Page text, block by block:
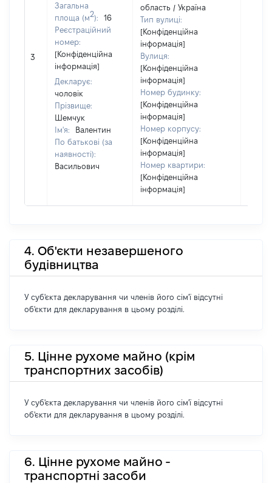
3
Загальна
площа (м2):
16
Реєстраційний
номер:
[Конфіденційна
інформація]
Декларує:
чоловік
Прізвище:
Шемчук
Ім'я:
Валентин
По батькові (за
наявності):
Васильович
область / Україна
Тип вулиці:
[Конфіденційна
інформація]
Вулиця:
[Конфіденційна
інформація]
Номер будинку:
[Конфіденційна
інформація]
Номер корпусу:
[Конфіденційна
інформація]
Номер квартири:
[Конфіденційна
інформація]
4. Об'єкти незавершеного
будівництва
У суб'єкта декларування чи членів його сім'ї відсутні
об'єкти для декларування в цьому розділі.
5. Цінне рухоме майно (крім
транспортних засобів)
У суб'єкта декларування чи членів його сім'ї відсутні
об'єкти для декларування в цьому розділі.
6. Цінне рухоме майно -
транспортні засоби